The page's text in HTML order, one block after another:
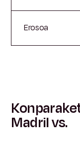
Erosoa
Madril vs.